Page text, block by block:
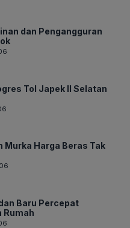
dan Pengangguran
Tol Japek II Selatan
Murka Harga Beras Tak
Baru Percepat
Rumah